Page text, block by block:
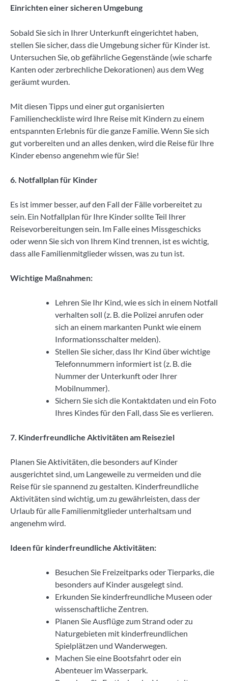
Einrichten einer sicheren Umgebung
Sobald Sie sich in Ihrer Unterkunft eingerichtet haben,
stellen Sie sicher, dass die Umgebung sicher für Kinder ist.
Untersuchen Sie, ob gefährliche Gegenstände (wie scharfe
Kanten oder zerbrechliche Dekorationen) aus dem Weg
geräumt wurden.
Mit diesen Tipps und einer gut organisierten
Familiencheckliste wird Ihre Reise mit Kindern zu einem
entspannten Erlebnis für die ganze Familie. Wenn Sie sich
gut vorbereiten und an alles denken, wird die Reise für Ihre
Kinder ebenso angenehm wie für Sie!
6. Notfallplan für Kinder
Es ist immer besser, auf den Fall der Fälle vorbereitet zu
sein. Ein Notfallplan für Ihre Kinder sollte Teil Ihrer
Reisevorbereitungen sein. Im Falle eines Missgeschicks
oder wenn Sie sich von Ihrem Kind trennen, ist es wichtig,
dass alle Familienmitglieder wissen, was zu tun ist.
Wichtige Maßnahmen:
Lehren Sie Ihr Kind, wie es sich in einem Notfall
verhalten soll (z. B. die Polizei anrufen oder
sich an einem markanten Punkt wie einem
Informationsschalter melden).
Stellen Sie sicher, dass Ihr Kind über wichtige
Telefonnummern informiert ist (z. B. die
Nummer der Unterkunft oder Ihrer
Mobilnummer).
Sichern Sie sich die Kontaktdaten und ein Foto
Ihres Kindes für den Fall, dass Sie es verlieren.
7. Kinderfreundliche Aktivitäten am Reiseziel
Planen Sie Aktivitäten, die besonders auf Kinder
ausgerichtet sind, um Langeweile zu vermeiden und die
Reise für sie spannend zu gestalten. Kinderfreundliche
Aktivitäten sind wichtig, um zu gewährleisten, dass der
Urlaub für alle Familienmitglieder unterhaltsam und
angenehm wird.
Ideen für kinderfreundliche Aktivitäten:
Besuchen Sie Freizeitparks oder Tierparks, die
besonders auf Kinder ausgelegt sind.
Erkunden Sie kinderfreundliche Museen oder
wissenschaftliche Zentren.
Planen Sie Ausflüge zum Strand oder zu
Naturgebieten mit kinderfreundlichen
Spielplätzen und Wanderwegen.
Machen Sie eine Bootsfahrt oder ein
Abenteuer im Wasserpark.